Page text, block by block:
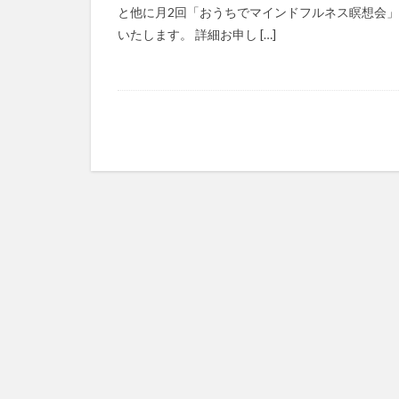
と他に月2回「おうちでマインドフルネス瞑想会
いたします。 詳細お申し […]